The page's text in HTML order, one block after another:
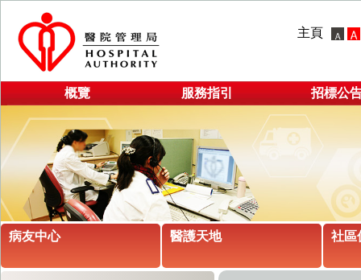
主頁
概覽 服務指引 招標公
病友中心 醫護天地 社區